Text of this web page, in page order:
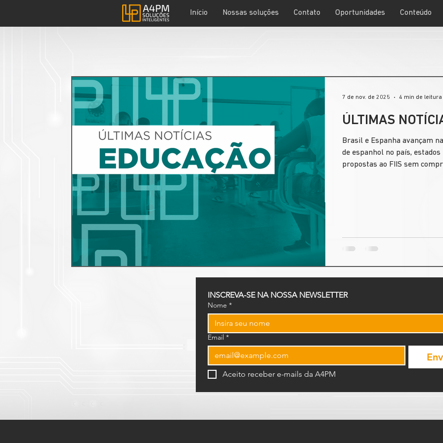
Início Nossas soluções Contato Oportunidades Conteúdo
ÚLTIMAS
Brasil e Espanha avançam
de espanhol no país,
propostas ao FIIS sem
7 de nov. de 2025 4 min de leitura
INSCREVA-SE NA NOSSA NEWSLETTER
Nome *
Email *
Aceito receber e-mails da A4PM